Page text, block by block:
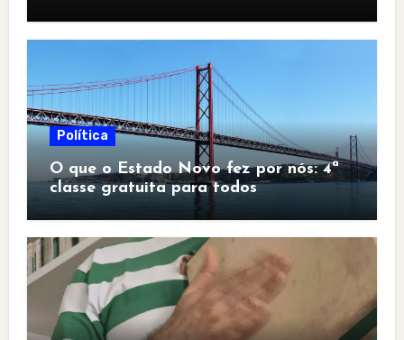
Política
O que o Estado Novo fez por nós: 4ª
classe gratuita para todos